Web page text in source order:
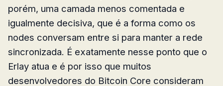
porém, uma camada menos comentada e
igualmente decisiva, que é a forma como os
nodes conversam entre si para manter a rede
sincronizada. É exatamente nesse ponto que o
Erlay atua e é por isso que muitos
desenvolvedores do Bitcoin Core consideram